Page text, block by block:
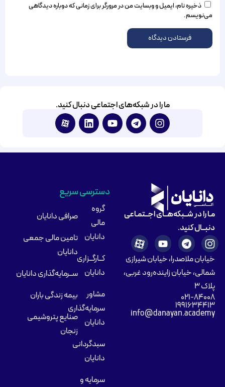
ذخیره نام، ایمیل و وبسایت من در مرورگر برای زمانی که دوباره دیدگاهی
می‌نویسم.
ما را در شبکه‌های اجتماعی دنبال کنید.
مـا را در شــبکه‌هــای اجــتمـاعی
دنبــال کنید.
خیابان ملاصدرا، خیابان شیرازی
شمالی، خیابان زاینده‌رود غربی،
پلاک ۳
۰۲۱-۸۴۰۰۸
۱۹۹۱۶۳۴۴۱۳
info@danayan.academy
دسترسی سریع
گروه
مالی
دانایان
کــارگــزاری
دانایان
مشاور
سرمایه‌گذاری
دانایان
سبدگردانی
دانایان
سرمایه و
صرافی دانایان
تامین مالی جمعی
دانایان
ســرمایه‌گذاری دانایان
بیمه زندگی باران
صنایع پتروشیمی
زنجان